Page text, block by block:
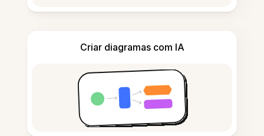
Criar diagramas com IA